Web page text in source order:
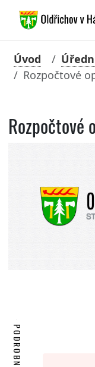
Úvod
Rozpočtové
Rozpočtové